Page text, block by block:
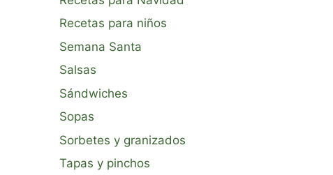
Recetas para niños
Semana Santa
Salsas
Sándwiches
Sopas
Sorbetes y granizados
Tapas y pinchos